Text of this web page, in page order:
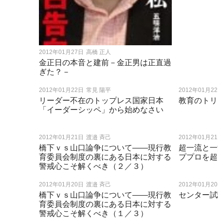
2012年01月27日 高橋 正人
金正日の本音と建前－金正男は正直過
ぎた？－
2012年01月22日 常見 陽平
リーダー不在のトップレス国家日本
「イーダーシッペ」から始めなさい
2012年01月
教育のト
2012年01月21日 渡邉 斉己
橋下ｖｓ山口論争について――現行教
育委員会制度の裏にある日本に対する
警戒心こそ解くべき（２／３）
2012年01月
超一流と
ププロを
2012年01月20日 渡邉 斉己
橋下ｖｓ山口論争について――現行教
育委員会制度の裏にある日本に対する
警戒心こそ解くべき（１／３）
2012年01月
センター